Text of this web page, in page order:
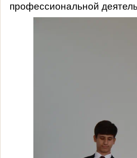
профессиональной